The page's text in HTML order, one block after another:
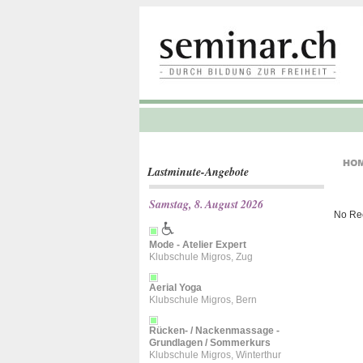
Lastminute-Angebote
Samstag, 8. August 2026
Mode - Atelier Expert
Klubschule Migros, Zug
Aerial Yoga
Klubschule Migros, Bern
Rücken- / Nackenmassage -
Grundlagen / Sommerkurs
Klubschule Migros, Winterthur
No